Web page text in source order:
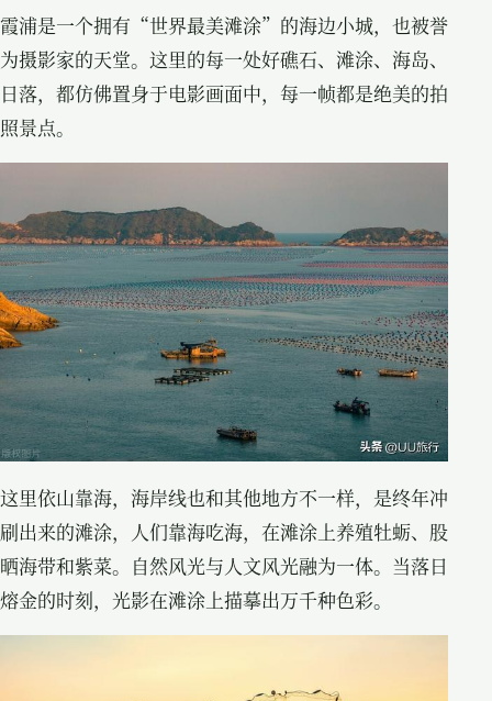
霞浦是一个拥有“世界最美滩涂”的海边小城，也被誉
为摄影家的天堂。这里的每一处好礁石、滩涂、海岛、
日落，都仿佛置身于电影画面中，每一帧都是绝美的拍
照景点。
这里依山靠海，海岸线也和其他地方不一样，是终年冲
刷出来的滩涂，人们靠海吃海，在滩涂上养殖牡蛎、股
晒海带和紫菜。自然风光与人文风光融为一体。当落日
熔金的时刻，光影在滩涂上描摹出万千种色彩。